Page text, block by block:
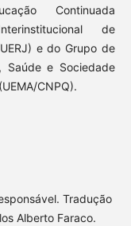
Continuada
de
e do Grupo de
Saúde e Sociedade
CNPQ).
Tradução
Alberto Faraco.